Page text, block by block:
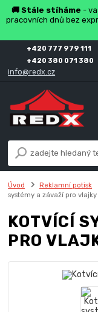
🚚 Stále stíháme -
pracovních dnů bez
+420 777 979 111
+420 380 071 380
info@redx.cz
Úvod Reklamní potisk
systémy a závaží pro vlajky
KOTVÍCÍ
PRO